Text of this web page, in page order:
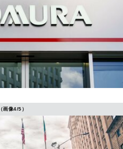
（画像4/5）